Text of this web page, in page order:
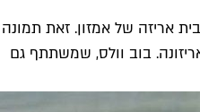
אריזה של אמזון. זאת תמונה
בוב וולס, שמשתתף גם